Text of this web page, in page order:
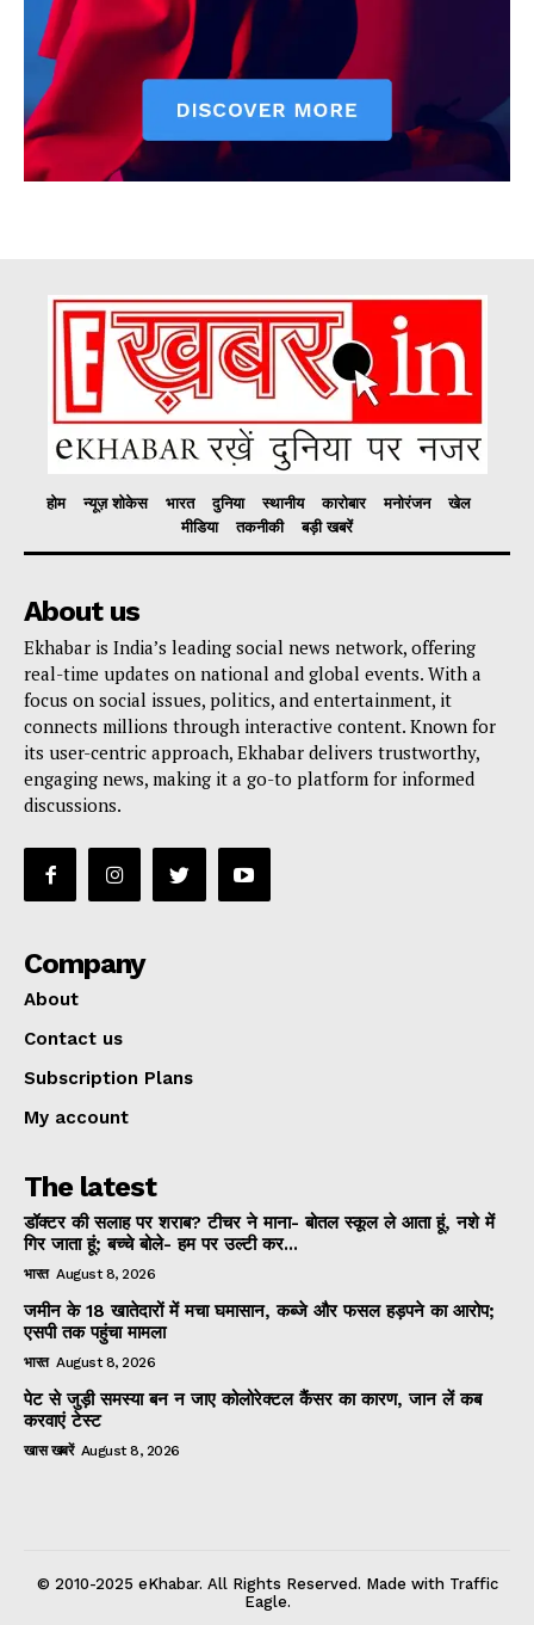
होम न्यूज़ शोकेस भारत दुनिया स्थानीय कारोबार मनोरंजन
खेल
मीडिया
तकनीकी बड़ी खबरें
About us
Ekhabar is India’s leading social news network, offering
real-time updates on national and global events. With a
focus on social issues, politics, and entertainment, it
connects millions through interactive content. Known for
its user-centric approach, Ekhabar delivers trustworthy,
engaging news, making it a go-to platform for informed
discussions.
Company
About
Contact us
Subscription Plans
My account
The latest
डॉक्टर की सलाह पर शराब? टीचर ने माना- बोतल स्कूल ले आता हूं, नशे में
गिर जाता हूं; बच्चे बोले- हम पर उल्टी कर...
भारत August 8, 2026
जमीन के 18 खातेदारों में मचा घमासान, कब्जे और फसल हड़पने का आरोप;
एसपी तक पहुंचा मामला
भारत August 8, 2026
पेट से जुड़ी समस्या बन न जाए कोलोरेक्टल कैंसर का कारण, जान लें कब
करवाएं टेस्ट
खास खबरें August 8, 2026
© 2010-2025 eKhabar. All Rights Reserved. Made with Traffic
Eagle.